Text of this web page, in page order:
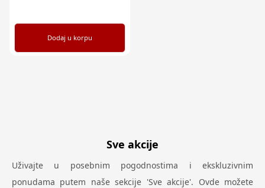
Dodaj u korpu
Sve akcije
Uživajte u posebnim pogodnostima i ekskluzivnim
ponudama putem naše sekcije 'Sve akcije'. Ovde možete